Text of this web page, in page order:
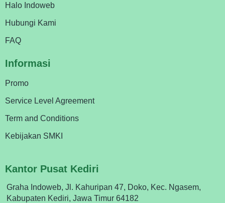
Halo Indoweb
Hubungi Kami
FAQ
Informasi
Promo
Service Level Agreement
Term and Conditions
Kebijakan SMKI
Kantor Pusat Kediri
Graha Indoweb, Jl. Kahuripan 47, Doko, Kec. Ngasem,
Kabupaten Kediri, Jawa Timur 64182